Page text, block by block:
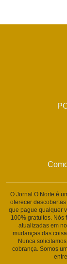
O Jornal O Norte é
oferecer
que pague qualquer
100% gratuitos. Nós
atualizadas em
mudanças das
Nunca
cobrança. Somos